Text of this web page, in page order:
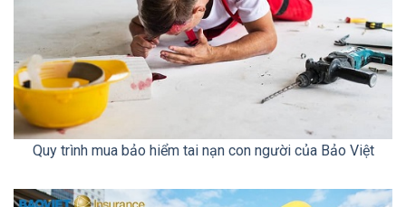
Quy trình mua bảo hiểm tai nạn con người của Bảo Việt